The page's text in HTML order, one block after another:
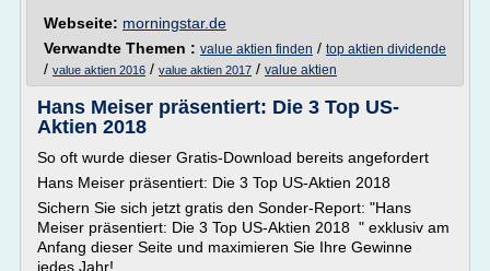
Webseite: morningstar.de
Verwandte Themen : value aktien finden / top aktien dividende
/ value aktien 2016 / value aktien 2017 / value aktien
Hans Meiser präsentiert: Die 3 Top US-
Aktien 2018
So oft wurde dieser Gratis-Download bereits angefordert
Hans Meiser präsentiert: Die 3 Top US-Aktien 2018
Sichern Sie sich jetzt gratis den Sonder-Report: "Hans
Meiser präsentiert: Die 3 Top US-Aktien 2018 " exklusiv am
Anfang dieser Seite und maximieren Sie Ihre Gewinne
jedes Jahr!